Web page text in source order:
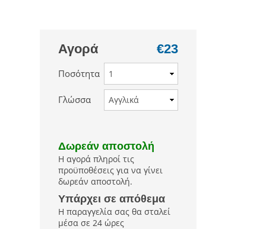
Αγορά €23
Ποσότητα
Γλώσσα
Δωρεάν αποστολή
Η αγορά πληροί τις
προϋποθέσεις για να γίνει
δωρεάν αποστολή.
Υπάρχει σε απόθεμα
Η παραγγελία σας θα σταλεί
μέσα σε 24 ώρες